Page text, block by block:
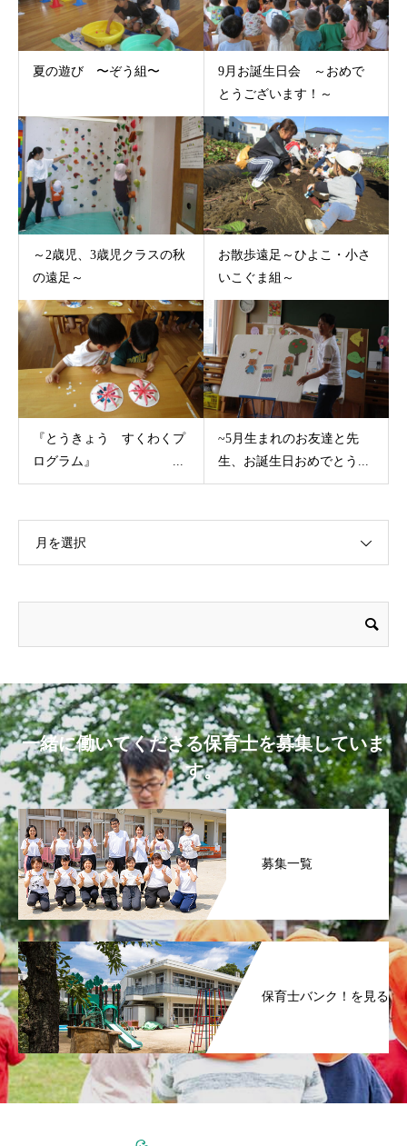
夏の遊び 〜ぞう組〜
9月お誕生日会 ～おめで
とうございます！～
～2歳児、3歳児クラスの秋
の遠足～
お散歩遠足～ひよこ・小さ
いこぐま組～
『とうきょう すくわくプ
ログラム』 ...
~5月生まれのお友達と先
生、お誕生日おめでとう...
月を選択
一緒に働いてくださる保育士を募集していま
す。
募集一覧
保育士バンク！を見る